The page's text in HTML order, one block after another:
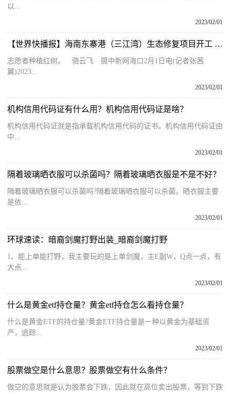
以...
2023/02/01
【世界快播报】海南东寨港（三江湾）生态修复项目开工 保护红树林生态系统
志愿者种植红树。 骆云飞 摄中新网海口2月1日电(记者张茜
翼)2023...
2023/02/01
机构信用代码证有什么用？机构信用代码证是啥？
机构信用代码证就是指承载机构信用代码的证书。机构信用代码证由
中...
2023/02/01
隔着玻璃晒衣服可以杀菌吗？隔着玻璃晒衣服是不是不好？
隔着玻璃晒衣服可以杀菌吗?隔着玻璃晒衣服可以杀菌。晒衣服主要
是依...
2023/02/01
环球速读：暗裔剑魔打野出装_暗裔剑魔打野
1、能上单能打野，我主要玩的是上单剑魔，主E副W，Q点一点，有
大点...
2023/02/01
什么是黄金etf持仓量？黄金etf持仓怎么看持仓量？
什么是黄金ETF的持仓量?黄金ETF持仓量是一种以黄金为基础资
产，追踪...
2023/02/01
股票做空是什么意思？股票做空有什么条件？
做空的意思就是认为股票会下跌，因此就在高位卖出股票，等到下跌